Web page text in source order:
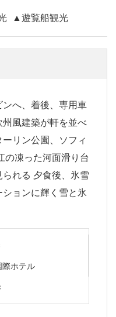
▲遊覧船観光
へ、着後、専用車
風建築が軒を並べ
リン公園、ソフィ
の凍った河面滑り台
れる 夕食後、氷雪
ョンに輝く雪と氷
際ホテル